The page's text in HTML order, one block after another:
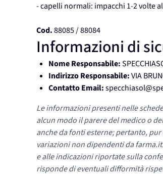
- capelli normali: impacchi 1-2 volte
Cod.88085 / 88084
Informazioni di
Nome Responsabile:
Indirizzo Responsabile:VIA
Contatto Email:
Le informazioni presenti nelle
alcun modo il parere del medico o
anche da fonti esterne; pertanto,
variazioni non dipendenti da
e alle indicazioni riportate sulla
risponde di eventuali difformità